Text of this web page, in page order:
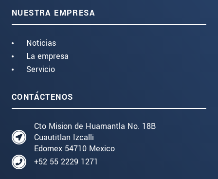
NUESTRA EMPRESA
Noticias
La empresa
Servicio
CONTÁCTENOS
Cto Mision de Huamantla No. 18B
Cuautitlan Izcalli
Edomex 54710 Mexico
+52 55 2229 1271